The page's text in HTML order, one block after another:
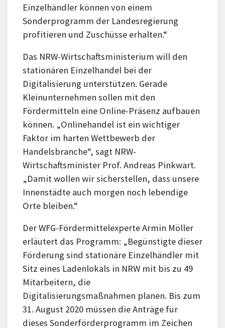
Einzelhändler können von einem
Sonderprogramm der Landesregierung
profitieren und Zuschüsse erhalten.“
Das NRW-Wirtschaftsministerium will den
stationären Einzelhandel bei der
Digitalisierung unterstützen. Gerade
Kleinunternehmen sollen mit den
Fördermitteln eine Online-Präsenz aufbauen
können. „Onlinehandel ist ein wichtiger
Faktor im harten Wettbewerb der
Handelsbranche“, sagt NRW-
Wirtschaftsminister Prof. Andreas Pinkwart.
„Damit wollen wir sicherstellen, dass unsere
Innenstädte auch morgen noch lebendige
Orte bleiben.“
Der WFG-Fördermittelexperte Armin Möller
erläutert das Programm: „Begünstigte dieser
Förderung sind stationäre Einzelhändler mit
Sitz eines Ladenlokals in NRW mit bis zu 49
Mitarbeitern, die
Digitalisierungsmaßnahmen planen. Bis zum
31. August 2020 müssen die Anträge für
dieses Sonderförderprogramm im Zeichen